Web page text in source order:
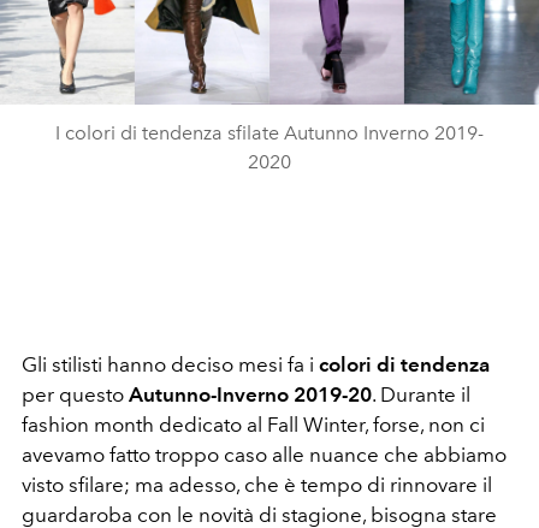
I colori di tendenza sfilate Autunno Inverno 2019-
2020
Gli stilisti hanno deciso mesi fa i colori di tendenza
per questo Autunno-Inverno 2019-20. Durante il
fashion month dedicato al Fall Winter, forse, non ci
avevamo fatto troppo caso alle nuance che abbiamo
visto sfilare; ma adesso, che è tempo di rinnovare il
guardaroba con le novità di stagione, bisogna stare